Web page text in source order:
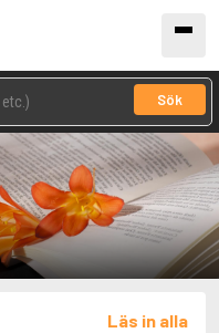
Sök
Läs in alla